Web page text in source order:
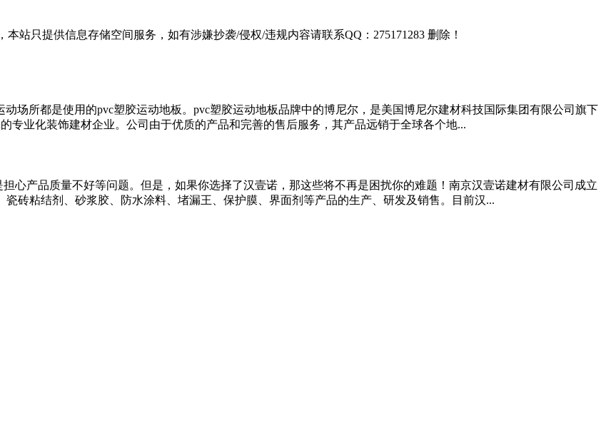
本站只提供信息存储空间服务，如有涉嫌抄袭/侵权/违规内容请联系QQ：275171283 删除！
场所都是使用的pvc塑胶运动地板。pvc塑胶运动地板品牌中的博尼尔，是美国博尼尔建材科技国际集团有限公司旗下
专业化装饰建材企业。公司由于优质的产品和完善的售后服务，其产品远销于全球各个地...
心产品质量不好等问题。但是，如果你选择了汉壹诺，那这些将不再是困扰你的难题！南京汉壹诺建材有限公司成立
砖粘结剂、砂浆胶、防水涂料、堵漏王、保护膜、界面剂等产品的生产、研发及销售。目前汉...